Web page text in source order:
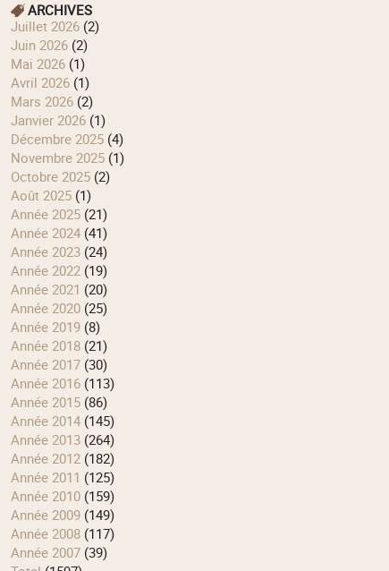
ARCHIVES
juillet 2026(2)
juin 2026(2)
mai 2026(1)
avril 2026(1)
mars 2026(2)
janvier 2026(1)
décembre 2025(4)
novembre 2025(1)
octobre 2025(2)
août 2025(1)
année 2025(21)
année 2024(41)
année 2023(24)
année 2022(19)
année 2021 (20)
année 2020(25)
année 2019(8)
année 2018(21)
année 2017(30)
année 2016(113)
année 2015(86)
année 2014(145)
année 2013(264)
année 2012(182)
année 2011 (125)
année 2010(159)
année 2009(149)
année 2008(117)
année 2007(39)